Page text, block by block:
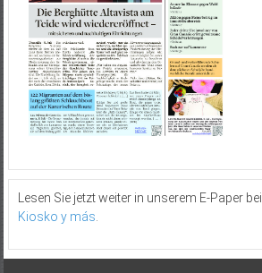
Lesen Sie jetzt weiter in unserem E-Paper bei
Kiosko y más.